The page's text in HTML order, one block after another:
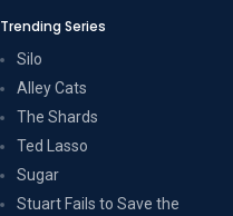
Trending Series
Silo
Alley Cats
The Shards
Ted Lasso
Sugar
Stuart Fails to Save the